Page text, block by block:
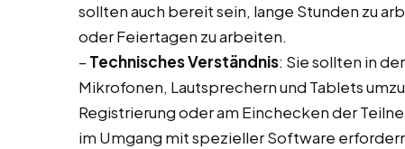
sollten auch bereit sein, lange Stunden zu
oder Feiertagen zu arbeiten.
– Technisches Verständnis: Sie sollten in
Mikrofonen, Lautsprechern und Tablets
Registrierung oder am Einchecken der
im Umgang mit spezieller Software